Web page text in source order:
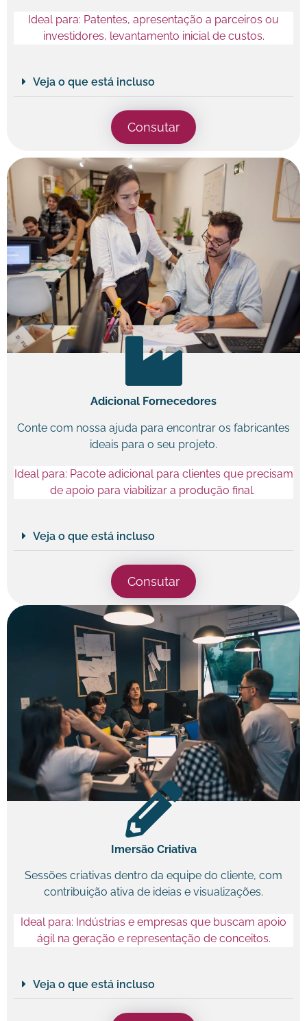
Ideal para: Patentes, apresentação a parceiros ou
investidores, levantamento inicial de custos.
Veja o que está incluso
Consutar
Adicional Fornecedores
Conte com nossa ajuda para encontrar os fabricantes
ideais para o seu projeto.
Ideal para: Pacote adicional para clientes que precisam
de apoio para viabilizar a produção final.
Veja o que está incluso
Consutar
Imersão Criativa
Sessões criativas dentro da equipe do cliente, com
contribuição ativa de ideias e visualizações.
Ideal para: Indústrias e empresas que buscam apoio
ágil na geração e representação de conceitos.
Veja o que está incluso